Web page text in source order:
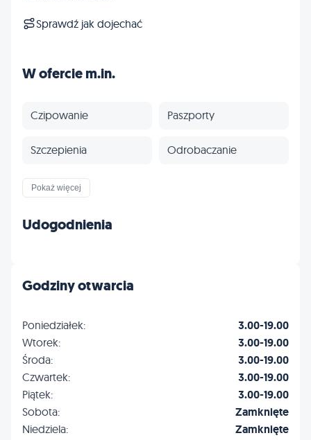
Sprawdź jak dojechać
W ofercie m.in.
Czipowanie Paszporty
Szczepienia Odrobaczanie
Profilaktyka
Pokaż więcej
Udogodnienia
Godziny otwarcia
Poniedziałek: 3.00-19.00
Wtorek: 3.00-19.00
Środa: 3.00-19.00
Czwartek: 3.00-19.00
Piątek: 3.00-19.00
Sobota: Zamknięte
Niedziela: Zamknięte